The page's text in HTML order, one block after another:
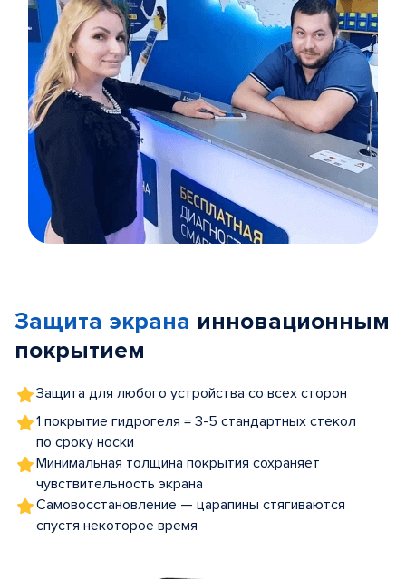
5
Защита экрана инновационным
покрытием
Защита для любого устройства со всех сторон
1 покрытие гидрогеля = 3-5 стандартных стекол
по сроку носки
Минимальная толщина покрытия сохраняет
чувствительность экрана
Самовосстановление — царапины стягиваются
спустя некоторое время